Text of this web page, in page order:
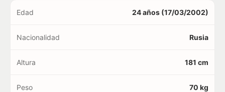
Edad 24 años (17/03/2002)
Nacionalidad Rusia
Altura 181 cm
Peso 70 kg